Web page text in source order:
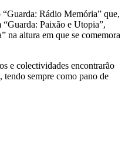
Rádio Memória” que,
“Guarda: Paixão e Utopia”,
na altura em que se comemora
e colectividades encontrarão
tendo sempre como pano de